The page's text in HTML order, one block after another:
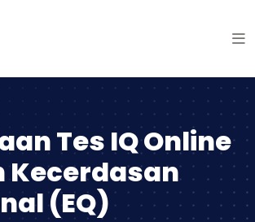
Tes IQ Online
Kecerdasan
(EQ)